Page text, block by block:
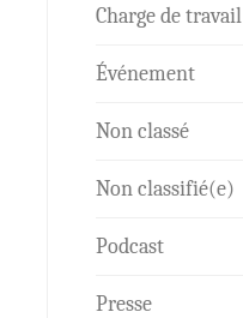
Charge de travail
Événement
Non classé
Non classifié(e)
Podcast
Presse